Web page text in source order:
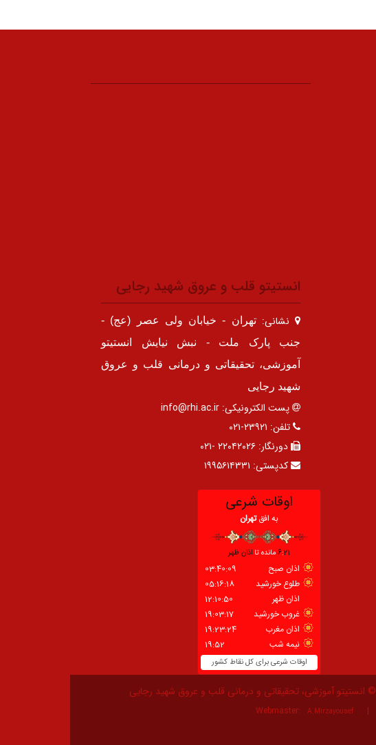
انستیتو قلب و عروق شهید رجایی
نشانی:تهران - خیابان ولی عصر (عج) -
جنب پارک ملت - نبش نیایش انستیتو
آموزشی، تحقیقاتی و درمانی قلب و عروق
شهید رجایی
پست الکترونیکی: info@rhi.ac.ir
تلفن: ۲۳۹۲۱-۰۲۱
دورنگار: ۲۲۰۴۲۰۲۶ -۰۲۱
کدپستی: ۱۹۹۵۶۱۴۳۳۱
© انستیتو آموزشی، تحقیقاتی و درمانی قلب و عروق شهید رجایی
Webmaster: A.Mirzayousef